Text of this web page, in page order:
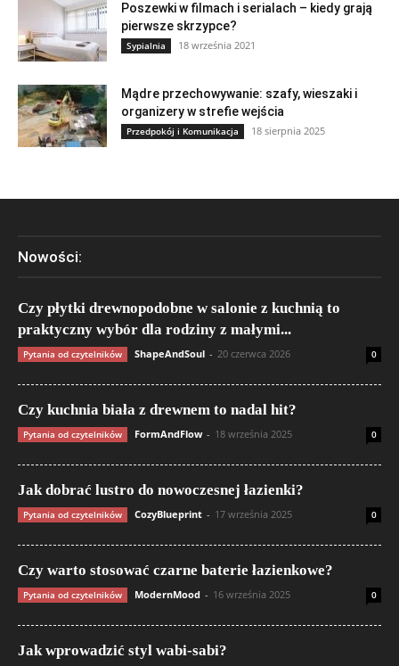
Poszewki w filmach i serialach – kiedy grają
pierwsze skrzypce?
Sypialnia 18 września 2021
Mądre przechowywanie: szafy, wieszaki i
organizery w strefie wejścia
Przedpokój i Komunikacja 18 sierpnia 2025
Nowości:
Czy płytki drewnopodobne w salonie z kuchnią to
praktyczny wybór dla rodziny z małymi...
Pytania od czytelników ShapeAndSoul - 20 czerwca 2026 0
Czy kuchnia biała z drewnem to nadal hit?
Pytania od czytelników FormAndFlow - 18 września 2025 0
Jak dobrać lustro do nowoczesnej łazienki?
Pytania od czytelników CozyBlueprint - 17 września 2025 0
Czy warto stosować czarne baterie łazienkowe?
Pytania od czytelników ModernMood - 16 września 2025 0
Jak wprowadzić styl wabi-sabi?